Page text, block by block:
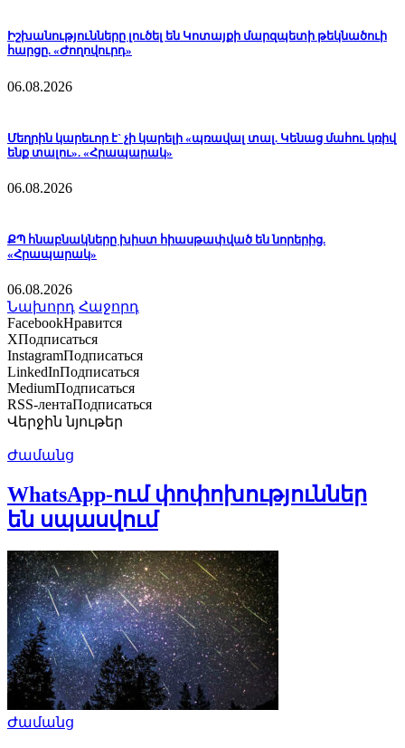
Իշխանությունները լուծել են Կոտայքի մարզպետի թեկնածուի
հարցը. «Ժողովուրդ»
06.08.2026
Մեղրին կարեւոր է` չի կարելի «պռավալ տալ. Կենաց մահու կռիվ
ենք տալու». «Հրապարակ»
06.08.2026
ՔՊ հնաբնակները խիստ հիասթափված են նորերից.
«Հրապարակ»
06.08.2026
Նախորդ Հաջորդ
FacebookНравится
XПодписаться
InstagramПодписаться
LinkedInПодписаться
MediumПодписаться
RSS-лентаПодписаться
Վերջին նյութեր
Ժամանց
WhatsApp-ում փոփոխություններ
են սպասվում
Ժամանց